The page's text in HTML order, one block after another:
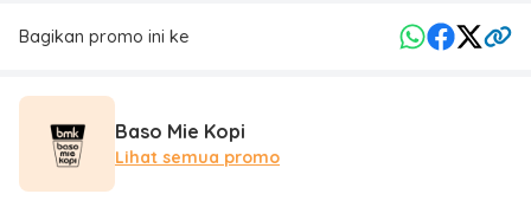
Bagikan promo ini ke
Baso Mie Kopi
Lihat semua promo